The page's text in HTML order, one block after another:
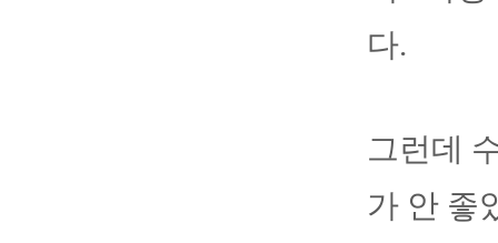
다.
그런데
가 안 좋